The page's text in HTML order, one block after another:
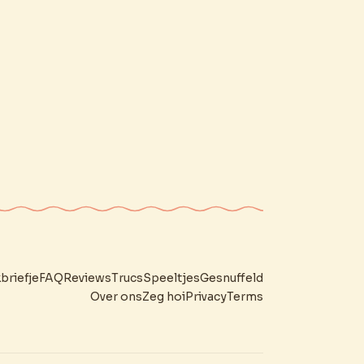
FAQReviewsTrucsSpeeltjesGesnuffeld
Over onsZeg hoiPrivacyTerms